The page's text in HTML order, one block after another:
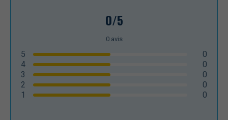
0/5
0avis
5
0
4
0
3
0
2
0
1
0